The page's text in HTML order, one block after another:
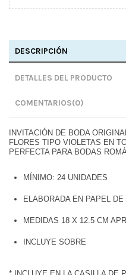
DESCRIPCIÓN
DETALLES DEL PRODUCTO
COMENTARIOS(0)
INVITACIÓN DE BODA
FLORES TIPO VIOLETAS EN
PERFECTA PARA BODAS
MÍNIMO: 24 UNIDADES
ELABORADA EN PAPEL
MEDIDAS 18 X 12.5 CM
INCLUYE SOBRE